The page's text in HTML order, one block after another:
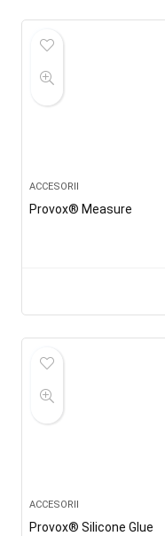
ACCESORII
Provox® Measure
ACCESORII
Provox® Silicone Glue